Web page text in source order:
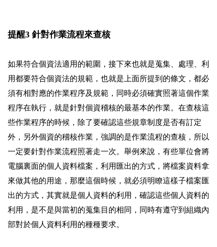
提醒3 針對作業流程來查核
如果符合個資法適用的範圍，接下來也就是蒐集、處理、利
用都要符合個資法的規範，也就是上面所提到的條文，都必
須有相對應的作業程序及規範，同時必須確實照著這個作業
程序在執行，就是針對個資稽核的最基本的作業。在查核這
些作業程序的時候，除了要確認這些規章制度是否有訂定
外，另外個資的稽核作業，強調的是作業流程的查核，所以
一定要針對作業流程照著走一次。舉例來說，有些單位會將
電腦裏面的個人資料檔案，利用匯出的方式，將檔案資料拿
來做其他的用途，那麼這個時候，就必須明瞭這樣子檔案匯
出的方式，其實就是個人資料的利用，確認這些個人資料的
利用，是不是與當初的蒐集目的相同，同時有遵守到組織內
部對於個人資料利用的種種要求。